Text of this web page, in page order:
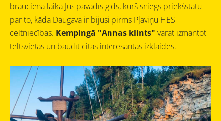
brauciena laikā Jūs pavadīs gids, kurš sniegs priekšstatu
par to, kāda Daugava ir bijusi pirms Pļaviņu HES
celtniecības. Kempingā "Annas klints" varat izmantot
teltsvietas un baudīt citas interesantas izklaides.